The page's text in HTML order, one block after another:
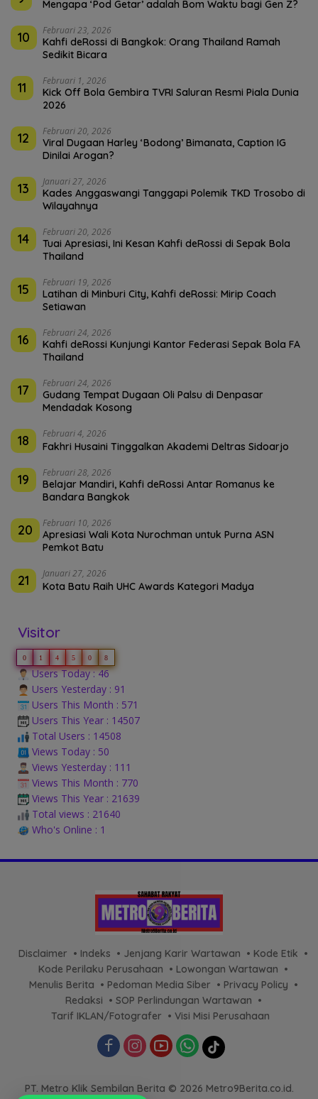
Mengapa ‘Pod Getar’ adalah Bom Waktu bagi Gen Z?
10 Februari 23, 2026
Kahfi deRossi di Bangkok: Orang Thailand Ramah
Sedikit Bicara
11 Februari 1, 2026
Kick Off Bola Gembira TVRI Saluran Resmi Piala Dunia
2026
12 Februari 20, 2026
Viral Dugaan Harley ‘Bodong’ Bimanata, Caption IG
Dinilai Arogan?
13 Januari 27, 2026
Kades Anggaswangi Tanggapi Polemik TKD Trosobo di
Wilayahnya
14 Februari 20, 2026
Tuai Apresiasi, Ini Kesan Kahfi deRossi di Sepak Bola
Thailand
15 Februari 19, 2026
Latihan di Minburi City, Kahfi deRossi: Mirip Coach
Setiawan
16 Februari 24, 2026
Kahfi deRossi Kunjungi Kantor Federasi Sepak Bola FA
Thailand
17 Februari 24, 2026
Gudang Tempat Dugaan Oli Palsu di Denpasar
Mendadak Kosong
18 Februari 4, 2026
Fakhri Husaini Tinggalkan Akademi Deltras Sidoarjo
19 Februari 28, 2026
Belajar Mandiri, Kahfi deRossi Antar Romanus ke
Bandara Bangkok
20 Februari 10, 2026
Apresiasi Wali Kota Nurochman untuk Purna ASN
Pemkot Batu
21 Januari 27, 2026
Kota Batu Raih UHC Awards Kategori Madya
Visitor
0 1 4 5 0 8
Users Today : 46
Users Yesterday : 91
Users This Month : 571
Users This Year : 14507
Total Users : 14508
Views Today : 50
Views Yesterday : 111
Views This Month : 770
Views This Year : 21639
Total views : 21640
Who's Online : 1
Disclaimer Indeks Jenjang Karir Wartawan
Kode Etik
Kode Perilaku Perusahaan
Lowongan Wartawan
Menulis Berita
Pedoman Media Siber
Privacy Policy
Redaksi
SOP Perlindungan Wartawan
Tarif IKLAN/Fotografer
Visi Misi Perusahaan
PT. Metro Klik Sembilan Berita © 2026 Metro9Berita.co.id.